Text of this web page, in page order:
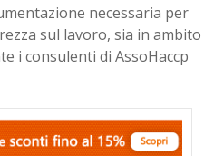
necessaria per
sul lavoro, sia in ambito
i consulenti di AssoHaccp